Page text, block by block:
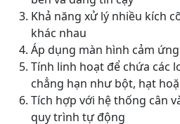
Khả năng xử lý nhiều kích
khác nhau
Áp dụng màn hình cảm ứng
Tính linh hoạt để chứa các
chẳng hạn như bột, hạt
Tích hợp với hệ thống cân
quy trình tự động